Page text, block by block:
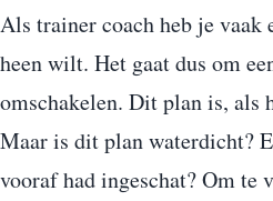
Als trainer coach heb je
heen wilt. Het gaat dus om
omschakelen. Dit plan is, als
Maar is dit plan waterdicht?
vooraf had ingeschat? Om te